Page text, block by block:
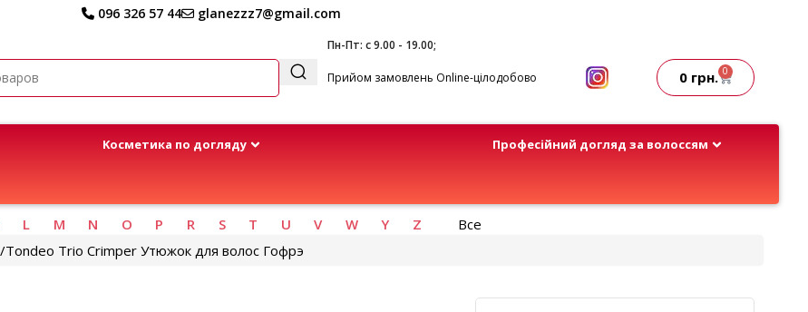
096 326 57 44 glanezzz7@gmail.com
Пн-Пт: с 9.00 - 19.00;
Прийом замовлень Online-цілодобово 0 грн. 0
Kосметика по догляду Професійний догляд за волоссям
L M N O P R S T U V W Y Z
Все
Tondeo Trio Crimper Утюжок для волос Гофрэ